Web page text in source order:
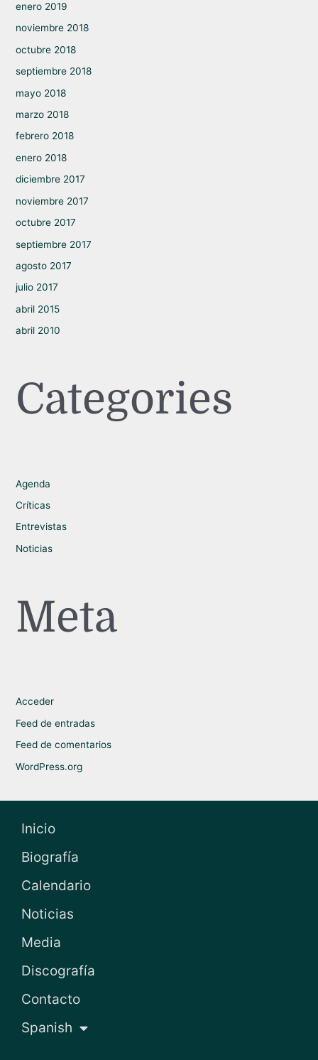
enero 2019
noviembre 2018
octubre 2018
septiembre 2018
mayo 2018
marzo 2018
febrero 2018
enero 2018
diciembre 2017
noviembre 2017
octubre 2017
septiembre 2017
agosto 2017
julio 2017
abril 2015
abril 2010
Categories
Agenda
Críticas
Entrevistas
Noticias
Meta
Acceder
Feed de entradas
Feed de comentarios
WordPress.org
Inicio
Biografía
Calendario
Noticias
Media
Discografía
Contacto
Spanish